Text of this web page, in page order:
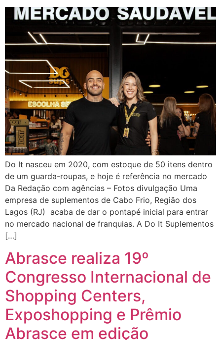
Do It nasceu em 2020, com estoque de 50 itens dentro
de um guarda-roupas, e hoje é referência no mercado
Da Redação com agências – Fotos divulgação Uma
empresa de suplementos de Cabo Frio, Região dos
Lagos (RJ) acaba de dar o pontapé inicial para entrar
no mercado nacional de franquias. A Do It Suplementos
[…]
Abrasce realiza 19º
Congresso Internacional de
Shopping Centers,
Exposhopping e Prêmio
Abrasce em edição